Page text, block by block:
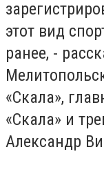
этот вид
ранее, -
«Скала»,
«Скала» и
Александр